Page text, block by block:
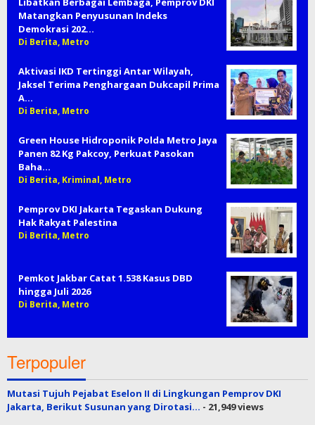
Matangkan Penyusunan Indeks
Demokrasi 202…
Di Berita, Metro
Aktivasi IKD Tertinggi Antar Wilayah,
Jaksel Terima Penghargaan Dukcapil Prima
A…
Di Berita, Metro
Green House Hidroponik Polda Metro Jaya
Panen 82 Kg Pakcoy, Perkuat Pasokan
Baha…
Di Berita, Kriminal, Metro
Pemprov DKI Jakarta Tegaskan Dukung
Hak Rakyat Palestina
Di Berita, Metro
Pemkot Jakbar Catat 1.538 Kasus DBD
hingga Juli 2026
Di Berita, Metro
Terpopuler
Mutasi Tujuh Pejabat Eselon II di Lingkungan Pemprov DKI
Jakarta, Berikut Susunan yang Dirotasi… - 21,949 views